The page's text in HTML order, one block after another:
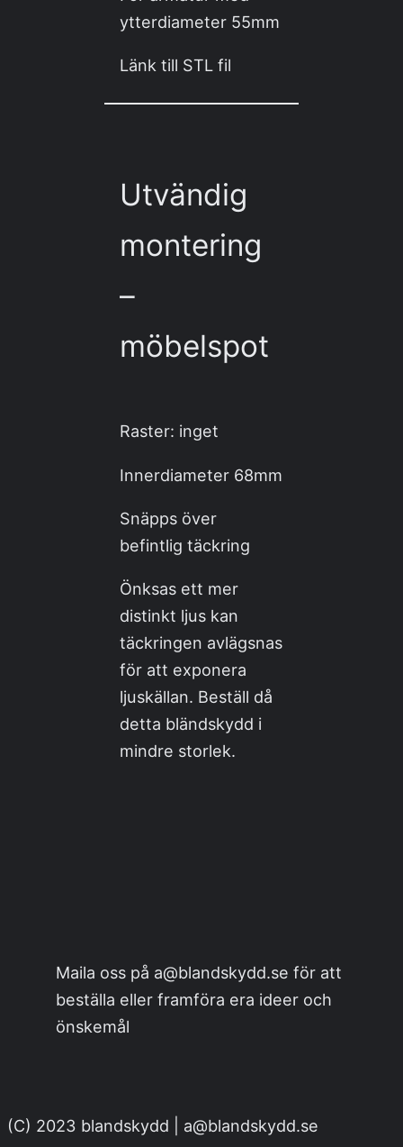
ytterdiameter 55mm
Länk till STL fil
Utvändig
montering
–
möbelspot
Raster: inget
Innerdiameter 68mm
Snäpps över
befintlig täckring
Önksas ett mer
distinkt ljus kan
täckringen avlägsnas
för att exponera
ljuskällan. Beställ då
detta bländskydd i
mindre storlek.
Maila oss på a@blandskydd.se för att
beställa eller framföra era ideer och
önskemål
(C) 2023 blandskydd | a@blandskydd.se